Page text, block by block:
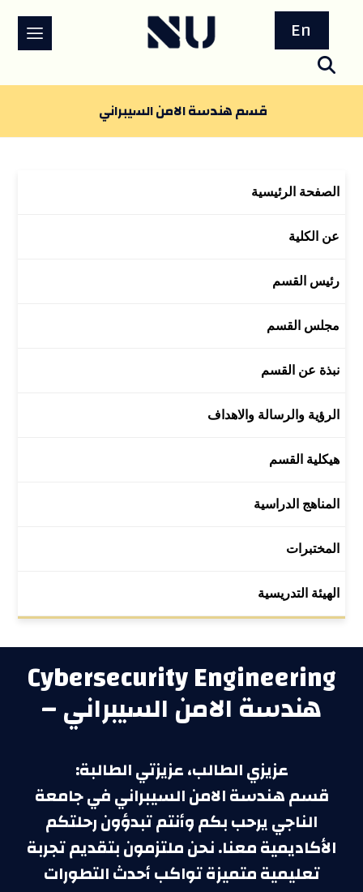
En
قسم هندسة الامن السيبراني
الصفحة الرئيسية
عن الكلية
رئيس القسم
مجلس القسم
نبذة عن القسم
الرؤية والرسالة والاهداف
هيكلية القسم
المناهج الدراسية
المختبرات
الهيئة التدريسية
Cybersecurity Engineering
– هندسة الامن السيبراني
:عزيزي الطالب، عزيزتي الطالبة
قسم هندسة الامن السيبراني في جامعة
الناجي يرحب بكم وأنتم تبدؤون رحلتكم
الأكاديمية معنا. نحن ملتزمون بتقديم تجربة
تعليمية متميزة تواكب أحدث التطورات